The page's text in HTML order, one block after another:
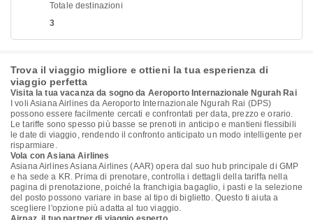
Totale destinazioni
3
Trova il viaggio migliore e ottieni la tua esperienza di
viaggio perfetta
Visita la tua vacanza da sogno da Aeroporto Internazionale Ngurah Rai
I voli Asiana Airlines da Aeroporto Internazionale Ngurah Rai (DPS)
possono essere facilmente cercati e confrontati per data, prezzo e orario.
Le tariffe sono spesso più basse se prenoti in anticipo e mantieni flessibili
le date di viaggio, rendendo il confronto anticipato un modo intelligente per
risparmiare.
Vola con Asiana Airlines
Asiana Airlines Asiana Airlines (AAR) opera dal suo hub principale di GMP
e ha sede a KR. Prima di prenotare, controlla i dettagli della tariffa nella
pagina di prenotazione, poiché la franchigia bagaglio, i pasti e la selezione
del posto possono variare in base al tipo di biglietto. Questo ti aiuta a
scegliere l'opzione più adatta al tuo viaggio.